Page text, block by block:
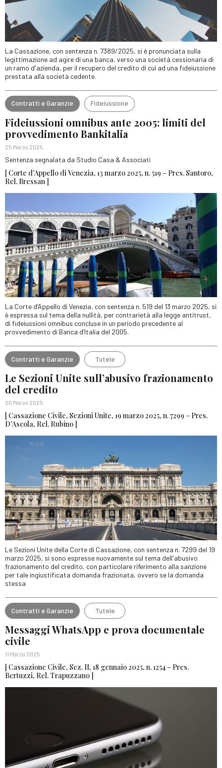
La Cassazione, con sentenza n. 7389/2025, si è pronunciata sulla
legittimazione ad agire di una banca, verso una società cessionaria di
un ramo d'azienda, per il recupero del credito di cui ad una fideiussione
prestata alla società cedente.
Contratti e Garanzie Fideiussione
Fideiussioni omnibus ante 2005: limiti del
provvedimento Bankitalia
25 Marzo 2025
Sentenza segnalata da Studio Casa & Associati
[ Corte d’Appello di Venezia, 13 marzo 2025, n. 519 – Pres. Santoro,
Rel. Bressan ]
La Corte d’Appello di Venezia, con sentenza n. 519 del 13 marzo 2025, si
è espressa sul tema della nullità, per contrarietà alla legge antitrust,
di fideiussioni omnibus concluse in un periodo precedente al
provvedimento di Banca d’Italia del 2005.
Contratti e Garanzie Tutele
Le Sezioni Unite sull’abusivo frazionamento
del credito
20 Marzo 2025
[ Cassazione Civile, Sezioni Unite, 19 marzo 2025, n. 7299 – Pres.
D’Ascola, Rel. Rubino ]
Le Sezioni Unite della Corte di Cassazione, con sentenza n. 7299 del 19
marzo 2025, si sono espresse nuovamente sul tema dell'abusivo
frazionamento del credito, con particolare riferimento alla sanzione
per tale ingiustificata domanda frazionata, ovvero se la domanda
stessa
Contratti e Garanzie Tutele
Messaggi WhatsApp e prova documentale
civile
11 Marzo 2025
[ Cassazione Civile, Sez. II, 18 gennaio 2025, n. 1254 – Pres.
Bertuzzi, Rel. Trapuzzano ]